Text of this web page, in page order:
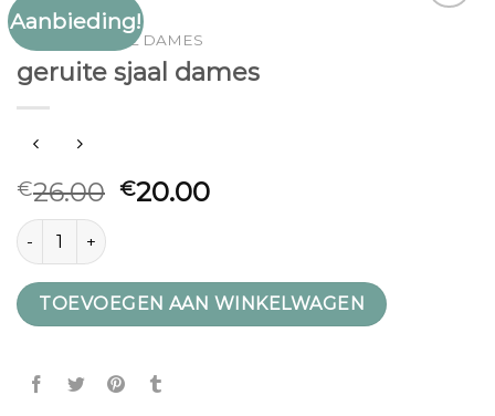
Aanbieding!
GERUITE SJAAL DAMES
geruite sjaal dames
€26.00 €20.00
geruite sjaal dames aantal
TOEVOEGEN AAN WINKELWAGEN